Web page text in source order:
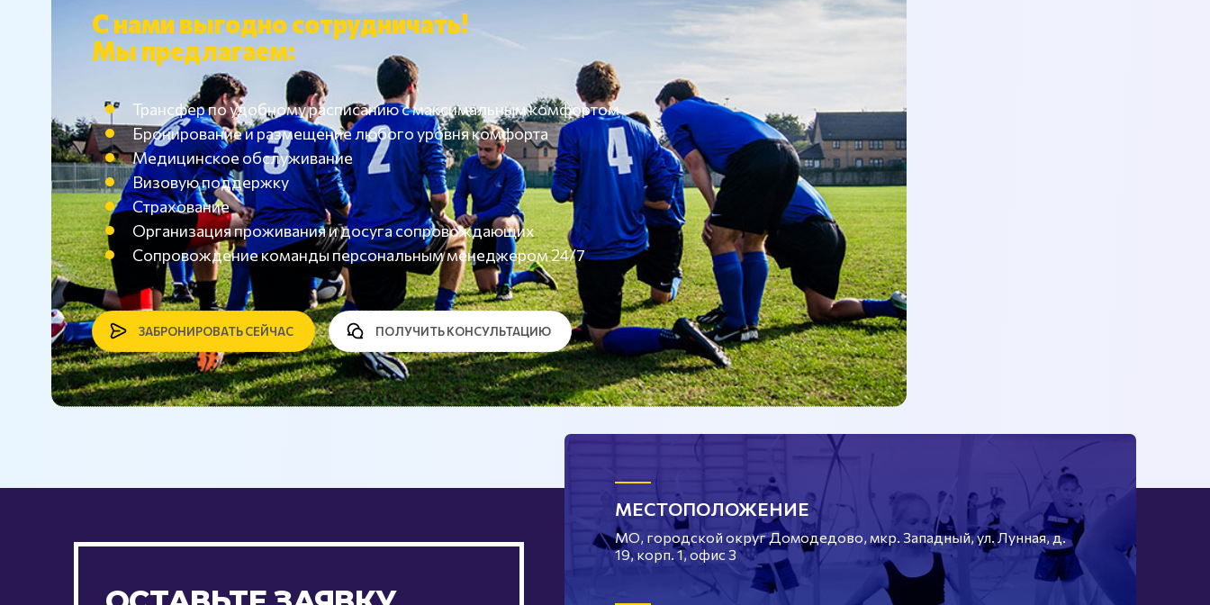
С нами выгодно сотрудничать!
Мы предлагаем:
Трансфер по удобному расписанию с максимальным комфортом
Бронирование и размещение любого уровня комфорта
Медицинское обслуживание
Визовую поддержку
Страхование
Организация проживания и досуга сопровождающих
Сопровождение команды персональным менеджером 24/7
ЗАБРОНИРОВАТЬ СЕЙЧАС ПОЛУЧИТЬ КОНСУЛЬТАЦИЮ
МЕСТОПОЛОЖЕНИЕ
МО, городской округ Домодедово, мкр. Западный, ул. Лунная, д.
19, корп. 1, офис 3